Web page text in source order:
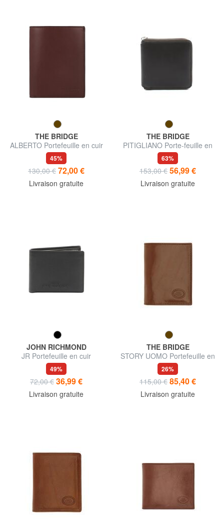
THE BRIDGE
ALBERTO Portefeuille en cuir
pour homme
45%
130,00 € 72,00 €
Livraison gratuite
THE BRIDGE
PITIGLIANO Porte-feuille en
cuire
63%
153,00 € 56,99 €
Livraison gratuite
JOHN RICHMOND
JR Portefeuille en cuir
49%
72,00 € 36,99 €
Livraison gratuite
THE BRIDGE
STORY UOMO Portefeuille en
cuir pour homme
26%
115,00 € 85,40 €
Livraison gratuite